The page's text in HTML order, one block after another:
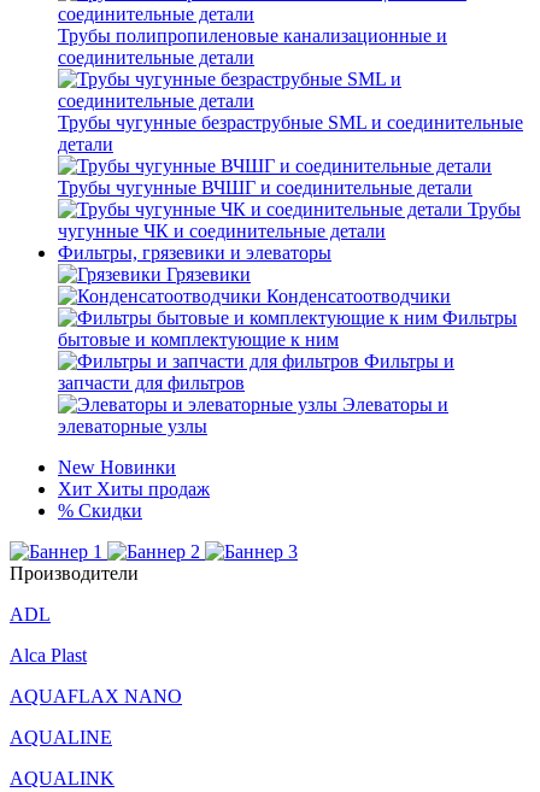
Трубы полипропиленовые канализационные и
соединительные детали
Трубы чугунные безраструбные SML и соединительные
детали
Трубы чугунные ВЧШГ и соединительные детали
Трубы
чугунные ЧК и соединительные детали
Фильтры, грязевики и элеваторы
Грязевики
Конденсатоотводчики
Фильтры
бытовые и комплектующие к ним
Фильтры и
запчасти для фильтров
Элеваторы и
элеваторные узлы
New Новинки
Хит Хиты продаж
% Скидки
Производители
ADL
Alca Plast
AQUAFLAX NANO
AQUALINE
AQUALINK